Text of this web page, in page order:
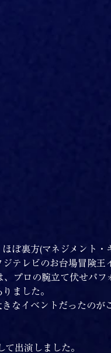
ぼ裏方(マネジメント・
テレビのお台場冒険王
、プロの腕立て伏せパフ
ました。
なイベントだったのが
出演しました。